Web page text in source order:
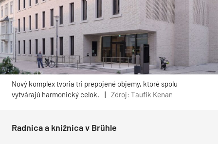
Nový komplex tvoria tri prepojené objemy, ktoré spolu
vytvárajú harmonický celok.
| Zdroj: Taufik Kenan
Radnica a knižnica v Brühle